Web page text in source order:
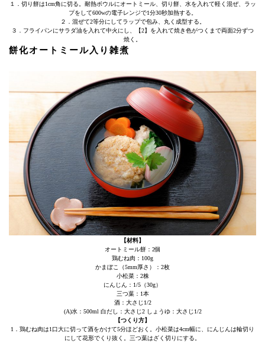
１．切り餅は1cm角に切る。耐熱ボウルにオートミール、切り餅、水を入れて軽く混ぜ、ラッ
プをして600wの電子レンジで1分30秒加熱する。
２．混ぜて2等分にしてラップで包み、丸く成型する。
３．フライパンにサラダ油を入れて中火にし、【2】を入れて焼き色がつくまで両面2分ずつ
焼く。
餅化オートミール入り雑煮
【材料】
オートミール餅：2個
鶏むね肉：100g
かまぼこ（5mm厚さ）：2枚
小松菜：2株
にんじん：1/5（30g）
三つ葉：1本
酒：大さじ1/2
(A)水：500ml 白だし：大さじ2 しょうゆ：大さじ1/2
【つくり方】
1．鶏むね肉は1口大に切って酒をかけて5分ほどおく。小松菜は4cm幅に、にんじんは輪切り
にして花形でくり抜く。三つ葉はざく切りにする。